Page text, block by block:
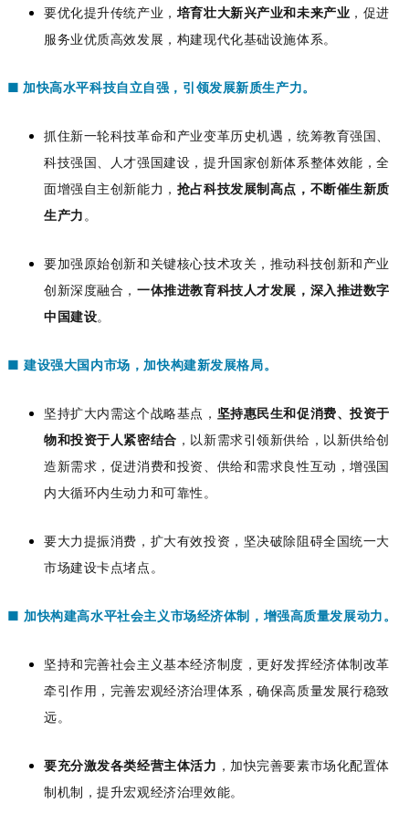
要优化提升传统产业，培育壮大新兴产业和未来产业 ，促进
服务业优质高效发展，构建现代化基础设施体系。
■ 加快高水平科技自立自强，引领发展新质生产力。
抓住新一轮科技革命和产业变革历史机遇，统筹教育强国、
科技强国、人才强国建设，提升国家创新体系整体效能，全
面增强自主创新能力， 抢占科技发展制高点，不断催生新质
生产力。
要加强原始创新和关键核心技术攻关，推动科技创新和产业
创新深度融合，一体推进教育科技人才发展，深入推进数字
中国建设。
■建设强大国内市场，加快构建新发展格局。
坚持扩大内需这个战略基点， 坚持惠民生和促消费、投资于
物和投资于人紧密结合 ，以新需求引领新供给，以新供给创
造新需求，促进消费和投资、供给和需求良性互动，增强国
内大循环内生动力和可靠性。
要大力提振消费，扩大有效投资，坚决破除阻碍全国统一大
市场建设卡点堵点。
■ 加快构建高水平社会主义市场经济体制，增强高质量发展动力。
坚持和完善社会主义基本经济制度，更好发挥经济体制改革
牵引作用，完善宏观经济治理体系，确保高质量发展行稳致
远。
要充分激发各类经营主体活力 ，加快完善要素市场化配置体
制机制，提升宏观经济治理效能。